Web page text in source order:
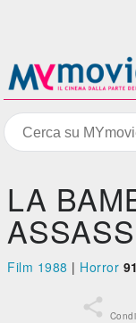
LA
Film 1988 | Horror
